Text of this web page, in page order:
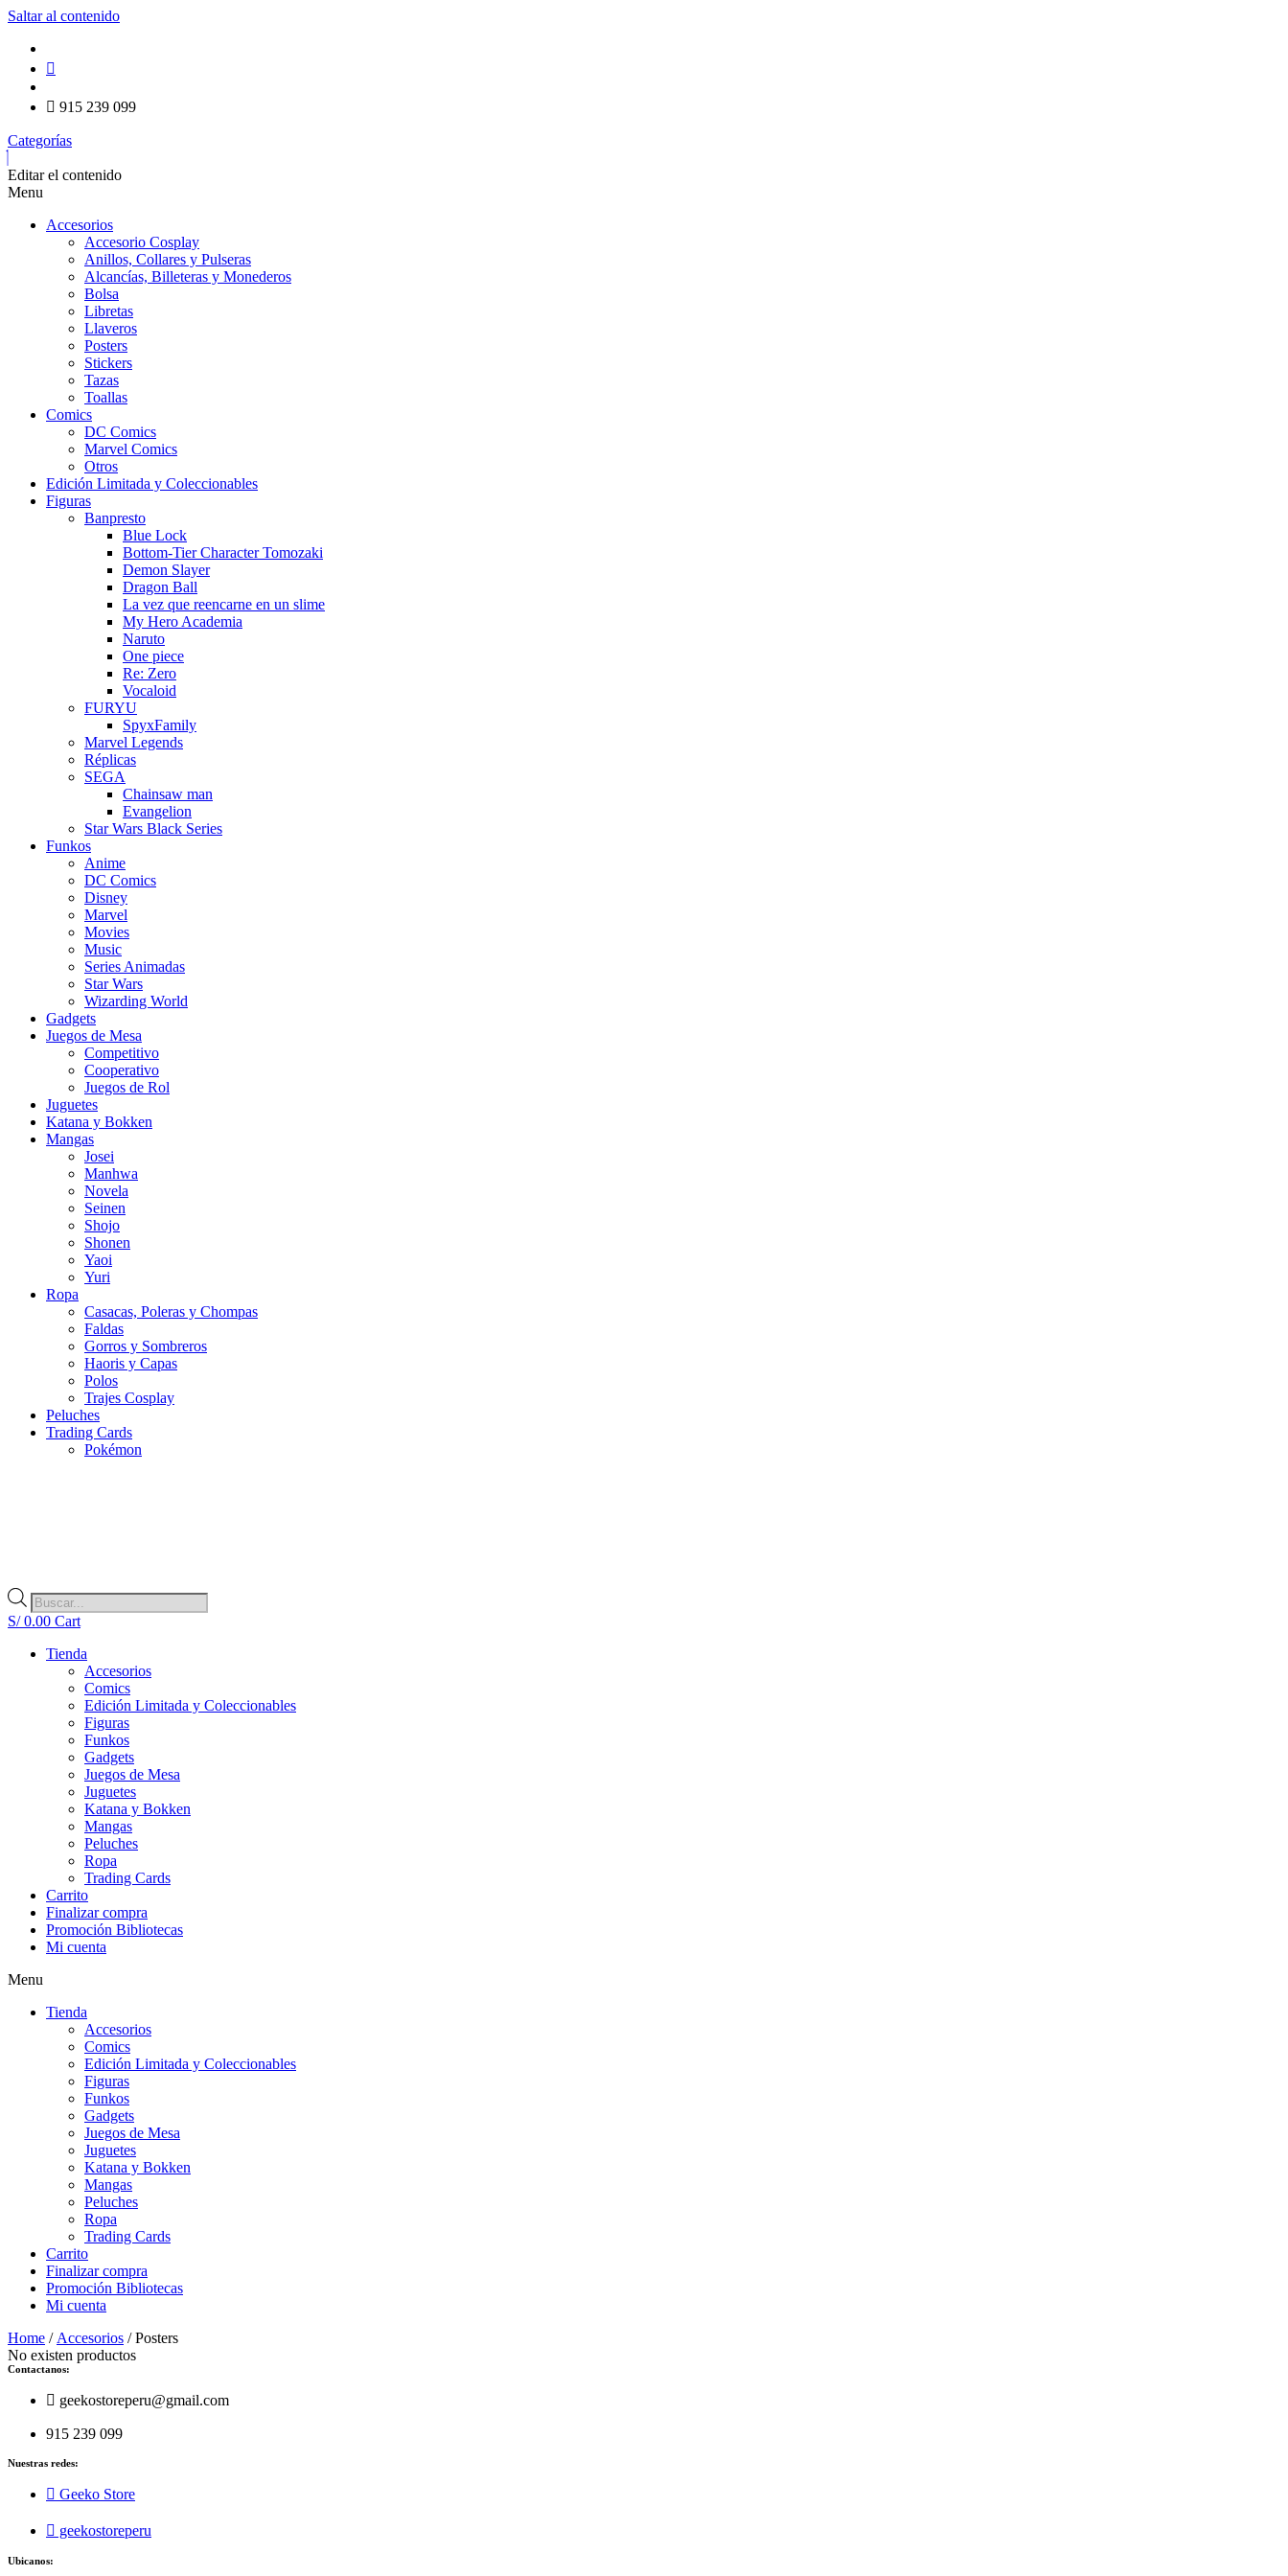
Saltar al contenido
915 239 099
Categorías
Editar el contenido
Menu
Accesorios
Accesorio Cosplay
Anillos, Collares y Pulseras
Alcancías, Billeteras y Monederos
Bolsa
Libretas
Llaveros
Posters
Stickers
Tazas
Toallas
Comics
DC Comics
Marvel Comics
Otros
Edición Limitada y Coleccionables
Figuras
Banpresto
Blue Lock
Bottom-Tier Character Tomozaki
Demon Slayer
Dragon Ball
La vez que reencarne en un slime
My Hero Academia
Naruto
One piece
Re: Zero
Vocaloid
FURYU
SpyxFamily
Marvel Legends
Réplicas
SEGA
Chainsaw man
Evangelion
Star Wars Black Series
Funkos
Anime
DC Comics
Disney
Marvel
Movies
Music
Series Animadas
Star Wars
Wizarding World
Gadgets
Juegos de Mesa
Competitivo
Cooperativo
Juegos de Rol
Juguetes
Katana y Bokken
Mangas
Josei
Manhwa
Novela
Seinen
Shojo
Shonen
Yaoi
Yuri
Ropa
Casacas, Poleras y Chompas
Faldas
Gorros y Sombreros
Haoris y Capas
Polos
Trajes Cosplay
Peluches
Trading Cards
Pokémon
Búsqueda
de
productos
S/0.00 Cart
Tienda
Accesorios
Comics
Edición Limitada y Coleccionables
Figuras
Funkos
Gadgets
Juegos de Mesa
Juguetes
Katana y Bokken
Mangas
Peluches
Ropa
Trading Cards
Carrito
Finalizar compra
Promoción Bibliotecas
Mi cuenta
Menu
Tienda
Accesorios
Comics
Edición Limitada y Coleccionables
Figuras
Funkos
Gadgets
Juegos de Mesa
Juguetes
Katana y Bokken
Mangas
Peluches
Ropa
Trading Cards
Carrito
Finalizar compra
Promoción Bibliotecas
Mi cuenta
Home / Accesorios / Posters
No existen productos
Contactanos:
geekostoreperu@gmail.com
915 239 099
Nuestras redes:
Geeko Store
geekostoreperu
Ubicanos: